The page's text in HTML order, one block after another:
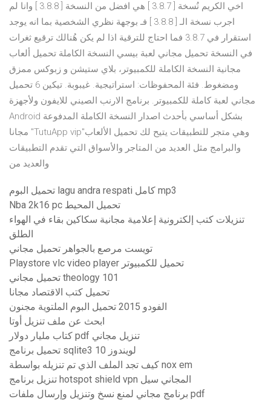
اخي الكريم نُسخة [ 3.8.7 ] هي افضل من النسخة [ 3.8.8 ] وانا لم
اجرب نسخة الـ [ 3.8.8 ] فـ بوجهة نظري الشخصية بما انه يوجد
استقرار في 3.8.7 فما احتاج للترقية اذا لم يكن هُنالك ترقيع ثغرات
في النسخة تحميل مجاني لعبة بيسي النسخة الكاملة تحميل ألعاب
مجانية النسخة الكاملة للكمبيوتر، بلاي ستيشن و زبوكس ممزق
ومضغوط. فئة المحفوظات: استراتيجية. غيبوبة. تيكين 6 تحميل
مجاني لعبة كاملة للكمبيوتر. برنامج الارنب الصيني للايفون ولأجهزة
Android بشكل أساسي بأحدث اصدار النسخة الكاملة المدفوعة
مجانا "TutuApp vip"وهي متجر للتطبيقات يتيح لك تحميل الألعاب
والبرامج مثل العديد من المتاجر والأسواق التي تقدم التطبيقات
والعديد من
تحميل البوم lagu andra respati كامل mp3
Nba 2k16 pc تحميل المحيط
تنزيلات كتب إلكترونية إعلامية مجانية سكاكين بقاء في الهواء
الطلق
تويست مرصع بالجواهر تحميل مجاني
Playstore vlc video player تحميل للكمبيوتر
تحميل مجاني theology 101
تحميل كتب الاقتصاد مجانا
الفودو 2015 تحميل البوم الملتوية مجنون
ابحث عن ملف تنزيل أوتا
كتاب مليار دولار pdf تنزيل مجاني
تحميل برنامج sqlite3 لويندوز 10
كيف تجد الملف الذي تم تنزيله بواسطة nox em
تنزيل برنامج hotspot shield vpn المجاني سيل
برنامج مجاني لمنع نسخ وتنزيل وإرسال ملفات pdf